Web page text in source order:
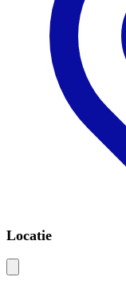
Locatie